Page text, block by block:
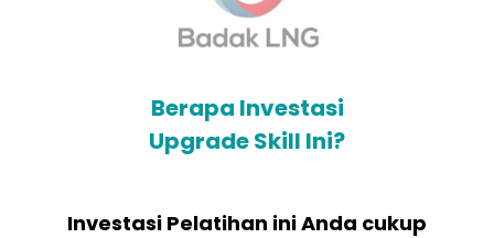
Berapa Investasi
Upgrade Skill Ini?
Investasi Pelatihan ini Anda cukup